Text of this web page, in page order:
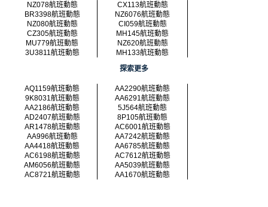
NZ078航班動態
CX113航班動態
BR3398航班動態
NZ6076航班動態
NZ080航班動態
CI059航班動態
CZ305航班動態
MH145航班動態
MU779航班動態
NZ620航班動態
3U3811航班動態
MH133航班動態
探索更多
AQ1159航班動態
AA2290航班動態
9K8031航班動態
AA6291航班動態
AA2186航班動態
5J564航班動態
AD2407航班動態
8P105航班動態
AR1478航班動態
AC6001航班動態
AA996航班動態
AA7242航班動態
AA4418航班動態
AA6785航班動態
AC6198航班動態
AC7612航班動態
AM6056航班動態
AA5039航班動態
AC8721航班動態
AA1670航班動態